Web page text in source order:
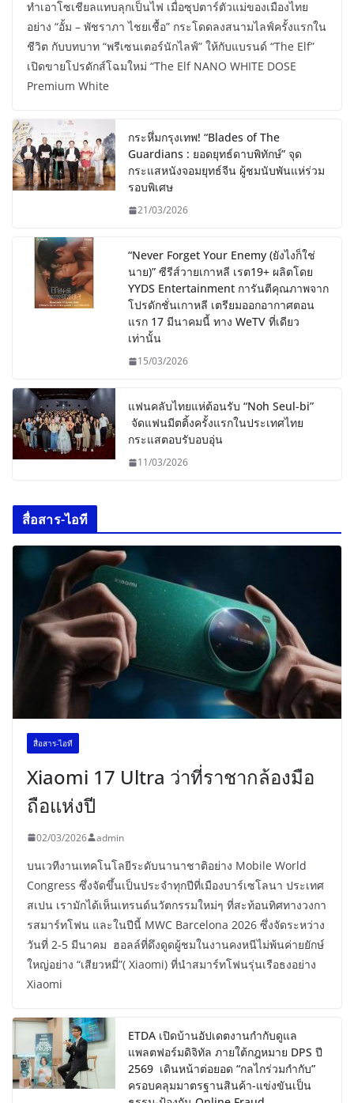
ทำเอาโซเชียลแทบลุกเป็นไฟ เมื่อซุปตาร์ตัวแม่ของเมืองไทย
อย่าง “อั้ม – พัชราภา ไชยเชื้อ” กระโดดลงสนามไลฟ์ครั้งแรกใน
ชีวิต กับบทบาท “พรีเซนเตอร์นักไลฟ์” ให้กับแบรนด์ “The Elf”
เปิดขายโปรดักส์โฉมใหม่ “The Elf NANO WHITE DOSE
Premium White
กระหึ่มกรุงเทพ! “Blades of The
Guardians : ยอดยุทธ์ดาบพิทักษ์” จุด
กระแสหนังจอมยุทธ์จีน ผู้ชมนับพันแห่ร่วม
รอบพิเศษ
21/03/2026
“Never Forget Your Enemy (ยังไงก็ใช่
นาย)” ซีรีส์วายเกาหลี เรต19+ ผลิตโดย
YYDS Entertainment การันตีคุณภาพจาก
โปรดักชั่นเกาหลี เตรียมออกอากาศตอน
แรก 17 มีนาคมนี้ ทาง WeTV ที่เดียว
เท่านั้น
15/03/2026
แฟนคลับไทยแห่ต้อนรับ “Noh Seul-bi”
จัดแฟนมีตติ้งครั้งแรกในประเทศไทย
กระแสตอบรับอบอุ่น
11/03/2026
สื่อสาร-ไอที
สื่อสาร-ไอที
Xiaomi 17 Ultra ว่าที่ราชากล้องมือ
ถือแห่งปี
02/03/2026 admin
บนเวทีงานเทคโนโลยีระดับนานาชาติอย่าง Mobile World
Congress ซึ่งจัดขึ้นเป็นประจำทุกปีที่เมืองบาร์เซโลนา ประเทศ
สเปน เรามักได้เห็นเทรนด์นวัตกรรมใหม่ๆ ที่สะท้อนทิศทางวงกา
รสมาร์ทโฟน และในปีนี้ MWC Barcelona 2026 ซึ่งจัดระหว่าง
วันที่ 2-5 มีนาคม ฮอลล์ที่ดึงดูดผู้ชมในงานคงหนีไม่พ้นค่ายยักษ์
ใหญ่อย่าง “เสียวหมี่”( Xiaomi) ที่นำสมาร์ทโฟนรุ่นเรือธงอย่าง
Xiaomi
ETDA เปิดบ้านอัปเดตงานกำกับดูแล
แพลตฟอร์มดิจิทัล ภายใต้กฎหมาย DPS ปี
2569 เดินหน้าต่อยอด “กลไกร่วมกำกับ”
ครอบคลุมมาตรฐานสินค้า-แข่งขันเป็น